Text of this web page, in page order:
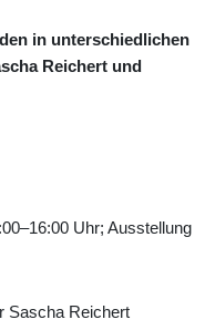
in unterschiedlichen
Reichert und
Uhr; Ausstellung
Sascha Reichert